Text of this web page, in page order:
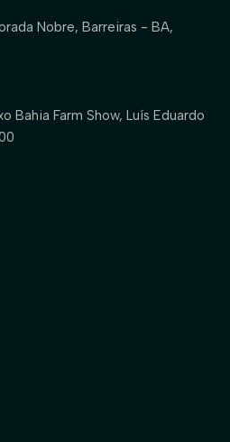
Nobre, Barreiras - BA,
Bahia Farm Show, Luís Eduardo